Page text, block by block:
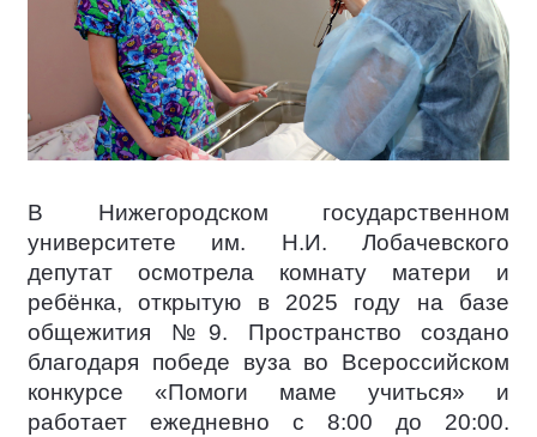
В Нижегородском государственном
университете им. Н.И. Лобачевского
депутат осмотрела комнату матери и
ребёнка, открытую в 2025 году на базе
общежития №9. Пространство создано
благодаря победе вуза во Всероссийском
конкурсе «Помоги маме учиться» и
работает ежедневно с 8:00 до 20:00.